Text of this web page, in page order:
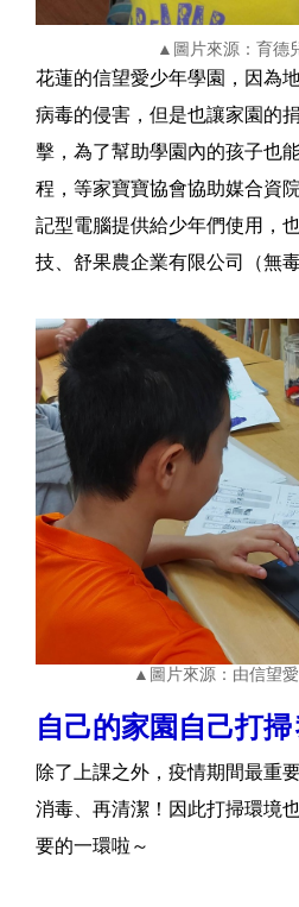
▲圖片來源：育德
花蓮的信望愛少年學園，因為
病毒的侵害，但是也讓家園的
擊，為了幫助學園內的孩子也
程，等家寶寶協會協助媒合資
記型電腦提供給少年們使用，
技、舒果農企業有限公司（無
▲圖片來源：由信望
自己的家園自己打掃
除了上課之外，疫情期間最重
消毒、再清潔！因此打掃環境
要的一環啦～